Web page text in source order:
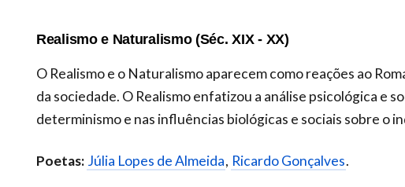
Realismo e Naturalismo (Séc. XIX - XX)
O Realismo e o Naturalismo aparecem como reações ao
da sociedade. O Realismo enfatizou a análise psicológica e
determinismo e nas influências biológicas e sociais sobre o
Poetas: Júlia Lopes de Almeida, Ricardo Gonçalves.